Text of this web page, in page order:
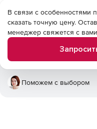
В связи с особенностями
сказать точную цену.
менеджер свяжется с вами
Поможем с выбором